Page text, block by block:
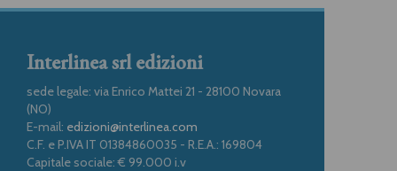
Interlinea srl edizioni
sede legale: via Enrico Mattei 21 - 28100 Novara
(NO)
E-mail: edizioni@interlinea.com
C.F. e P.IVA IT 01384860035 - R.E.A.: 169804
Capitale sociale: € 99.000 i.v